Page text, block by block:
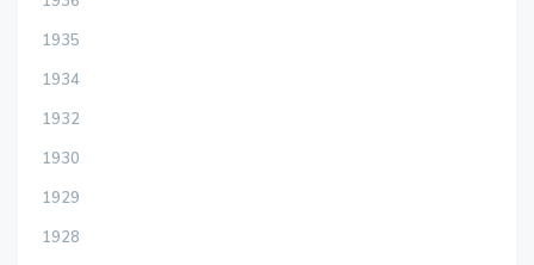
1935
1934
1932
1930
1929
1928